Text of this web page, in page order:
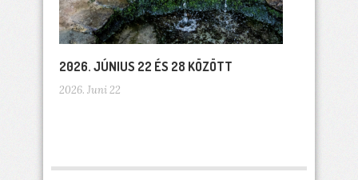
2026. JÚNIUS 22 ÉS 28 KÖZÖTT
2026. Juni 22